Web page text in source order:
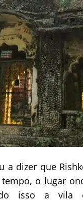
a dizer que
o lugar
isso a vila